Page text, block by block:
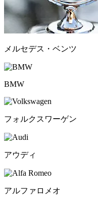
メルセデス・ベンツ
BMW
フォルクスワーゲン
アウディ
アルファロメオ